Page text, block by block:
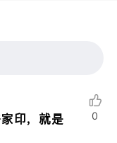
印，就是
0